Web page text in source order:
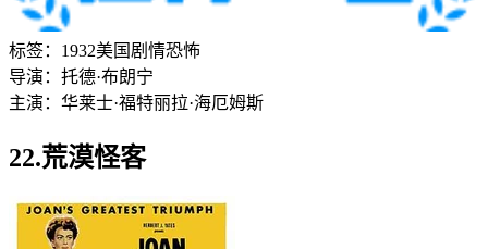
标签： 1932美国 剧情恐怖
导演： 托德·布朗宁
主演： 华莱士·福特丽拉·海厄姆斯
22.荒漠怪客